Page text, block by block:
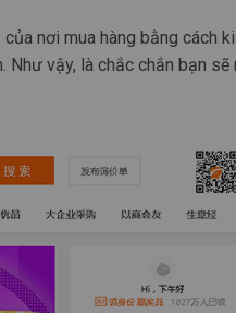
nơi mua hàng bằng cách
Như vậy, là chắc chắn bạn